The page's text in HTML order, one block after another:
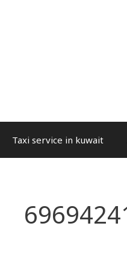
Taxi service in kuwait